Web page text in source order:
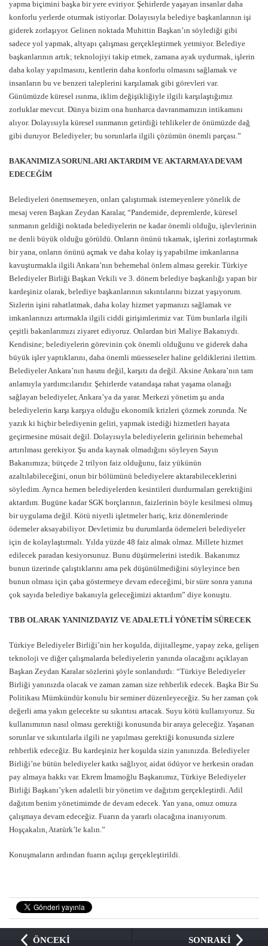
yapma biçimini başka bir yere eviriyor. Şehirlerde yaşayan insanlar daha
konforlu yerlerde oturmak istiyorlar. Dolayısıyla belediye başkanlarının işi
giderek zorlaşıyor. Gelinen noktada Muhittin Başkan’ın söylediği gibi
sadece yol yapmak, altyapı çalışması gerçekleştirmek yetmiyor. Belediye
başkanlarının artık; teknolojiyi takip etmek, zamana ayak uydurmak, işlerin
daha kolay yapılmasını, kentlerin daha konforlu olmasını sağlamak ve
insanların bu ve benzeri taleplerini karşılamak gibi görevleri var.
Günümüzde küresel ısınma, iklim değişikliğiyle ilgili karşılaştığımız
zorluklar mevcut. Dünya bizim ona hunharca davranmamızın intikamını
alıyor. Dolayısıyla küresel ısınmanın getirdiği tehlikeler de önümüzde dağ
gibi duruyor. Belediyeler; bu sorunlarla ilgili çözümün önemli parçası.”
BAKANIMIZA SORUNLARI AKTARDIM VE AKTARMAYA DEVAM
EDECEĞİM
Belediyeleri önemsemeyen, onları çalıştırmak istemeyenlere yönelik de
mesaj veren Başkan Zeydan Karalar, “Pandemide, depremlerde, küresel
sınmanın geldiği noktada belediyelerin ne kadar önemli olduğu, işlevlerinin
ne denli büyük olduğu görüldü. Onların önünü tıkamak, işlerini zorlaştırmak
bir yana, onların önünü açmak ve daha kolay iş yapabilme imkanlarına
kavuşturmakla ilgili Ankara’nın behemehal önlem alması gerekir. Türkiye
Belediyeler Birliği Başkan Vekili ve 3. dönem belediye başkanlığı yapan bir
kardeşiniz olarak, belediye başkanlarının sıkıntılarını bizzat yaşıyorum.
Sizlerin işini rahatlatmak, daha kolay hizmet yapmanızı sağlamak ve
imkanlarınızı artırmakla ilgili ciddi girişimlerimiz var. Tüm bunlarla ilgili
çeşitli bakanlarımızı ziyaret ediyoruz. Onlardan biri Maliye Bakanıydı.
Kendisine; belediyelerin görevinin çok önemli olduğunu ve giderek daha
büyük işler yaptıklarını, daha önemli müesseseler haline geldiklerini ilettim.
Belediyeler Ankara’nın hasmı değil, karşıtı da değil. Aksine Ankara’nın tam
anlamıyla yardımcılarıdır. Şehirlerde vatandaşa rahat yaşama olanağı
sağlayan belediyeler, Ankara’ya da yarar. Merkezi yönetim şu anda
belediyelerin karşı karşıya olduğu ekonomik krizleri çözmek zorunda. Ne
yazık ki hiçbir belediyenin geliri, yapmak istediği hizmetleri hayata
geçirmesine müsait değil. Dolayısıyla belediyelerin gelirinin behemehal
artırılması gerekiyor. Şu anda kaynak olmadığını söyleyen Sayın
Bakanımıza; bütçede 2 trilyon faiz olduğunu, faiz yükünün
azaltılabileceğini, onun bir bölümünü belediyelere aktarabileceklerini
söyledim. Ayrıca hemen belediyelerden kesintileri durdurmaları gerektiğini
aktardım. Bugüne kadar SGK borçlarının, faizlerinin böyle kesilmesi olmuş
bir uygulama değil. Kötü niyetli işletmeler hariç, kriz dönemlerinde
ödemeler aksayabiliyor. Devletimiz bu durumlarda ödemeleri belediyeler
için de kolaylaştırmalı. Yılda yüzde 48 faiz almak olmaz. Millete hizmet
edilecek paradan kesiyorsunuz. Bunu düşürmelerini istedik. Bakanımız
bunun üzerinde çalıştıklarını ama pek düşünülmediğini söyleyince ben
bunun olması için çaba göstermeye devam edeceğimi, bir süre sonra yanına
çok sayıda belediye bakanıyla geleceğimizi aktardım” diye konuştu.
TBB OLARAK YANINIZDAYIZ VE ADALETLİ YÖNETİM SÜRECEK
Türkiye Belediyeler Birliği’nin her koşulda, dijitalleşme, yapay zeka, gelişen
teknoloji ve diğer çalışmalarda belediyelerin yanında olacağını açıklayan
Başkan Zeydan Karalar sözlerini şöyle sonlandırdı: “Türkiye Belediyeler
Birliği yanınızda olacak ve zaman zaman size rehberlik edecek. Başka Bir Su
Politikası Mümkündür konulu bir seminer düzenleyeceğiz. Su her zaman çok
değerli ama yakın gelecekte su sıkıntısı artacak. Suyu kötü kullanıyoruz. Su
kullanımının nasıl olması gerektiği konusunda bir araya geleceğiz. Yaşanan
sorunlar ve sıkıntılarla ilgili ne yapılması gerektiği konusunda sizlere
rehberlik edeceğiz. Bu kardeşiniz her koşulda sizin yanınızda. Belediyeler
Birliği’ne bütün belediyeler katkı sağlıyor, aidat ödüyor ve herkesin oradan
pay almaya hakkı var. Ekrem İmamoğlu Başkanımız, Türkiye Belediyeler
Birliği Başkanı’yken adaletli bir yönetim ve dağıtım gerçekleştirdi. Adil
dağıtım benim yönetimimde de devam edecek. Yan yana, omuz omuza
çalışmaya devam edeceğiz. Fuarın da yararlı olacağına inanıyorum.
Hoşçakalın, Atatürk’le kalın.”
Konuşmaların ardından fuarın açılışı gerçekleştirildi.
ÖNCEKİ
SONRAKİ